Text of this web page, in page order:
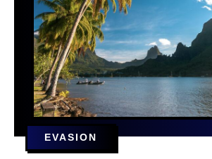
EVASION